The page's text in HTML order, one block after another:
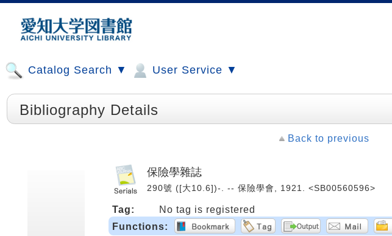
Catalog Search ▼ User Service ▼
Bibliography Details
Back to previous
保險學雜誌
290號 ([大10.6])-. -- 保險學會, 1921. <SB00560596>
Tag:
No tag is registered
Functions: